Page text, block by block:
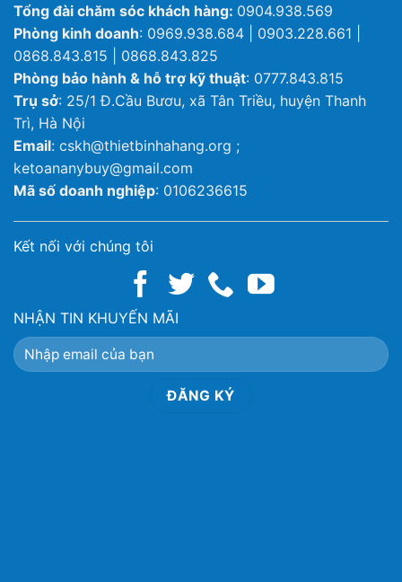
Tổng đài chăm sóc khách hàng: 0904.938.569
Phòng kinh doanh: 0969.938.684 | 0903.228.661 |
0868.843.815 | 0868.843.825
Phòng bảo hành & hỗ trợ kỹ thuật: 0777.843.815
Trụ sở: 25/1 Đ.Cầu Bươu, xã Tân Triều, huyện Thanh
Trì, Hà Nội
Email: cskh@thietbinhahang.org ;
ketoananybuy@gmail.com
Mã số doanh nghiệp: 0106236615
Kết nối với chúng tôi
NHẬN TIN KHUYẾN MÃI